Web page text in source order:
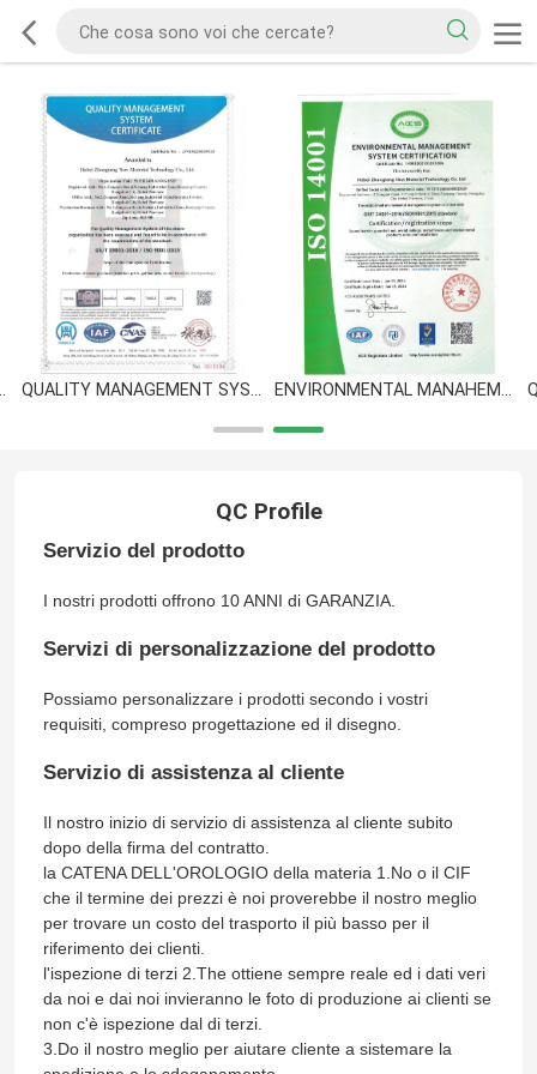
CERTIFICATION QUALITY MANAGEMENT SYSTEM CERTIFICATE ENVIRONMENTAL MANAHEMENT SYSTEM CERTIFICATION
QC Profile
Servizio del prodotto
I nostri prodotti offrono 10 ANNI di GARANZIA.
Servizi di personalizzazione del prodotto
Possiamo personalizzare i prodotti secondo i vostri
requisiti, compreso progettazione ed il disegno.
Servizio di assistenza al cliente
Il nostro inizio di servizio di assistenza al cliente subito
dopo della firma del contratto.
la CATENA DELL'OROLOGIO della materia 1.No o il CIF
che il termine dei prezzi è noi proverebbe il nostro meglio
per trovare un costo del trasporto il più basso per il
riferimento dei clienti.
l'ispezione di terzi 2.The ottiene sempre reale ed i dati veri
da noi e dai noi invieranno le foto di produzione ai clienti se
non c'è ispezione dal di terzi.
3.Do il nostro meglio per aiutare cliente a sistemare la